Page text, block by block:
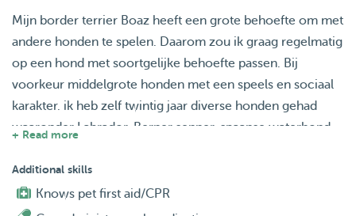
Mijn border terrier Boaz heeft een grote behoefte om met
andere honden te spelen. Daarom zou ik graag regelmatig
op een hond met soortgelijke behoefte passen. Bij
voorkeur middelgrote honden met een speels en sociaal
karakter. ik heb zelf twintig jaar diverse honden gehad
waaronder Labrador, Berner senner, spaanse waterhond.
weekenden, avonduren en vakantie periodes oppassen. ik
heb zelf een appartement maar ga heel veel met de
honden naar het Bos of een leuk hondenveld waar ze
+ Read more
Additional skills
Knows pet first aid/CPR